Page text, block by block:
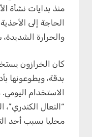
منذ بدايات نشأة
الحاجة إلى
والحرارة
كان الخرازون
بدقة، ويطوعونها
الاستخدام
“النعال
محليا بسبب أحد